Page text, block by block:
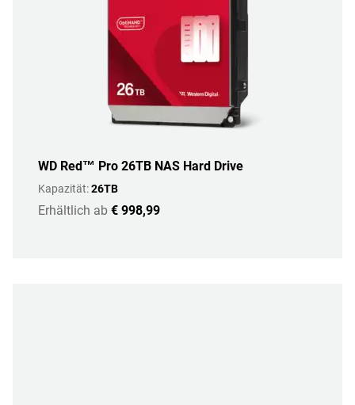
WD Red™ Pro 26TB NAS Hard Drive
Kapazität:26TB
Erhältlich ab € 998,99